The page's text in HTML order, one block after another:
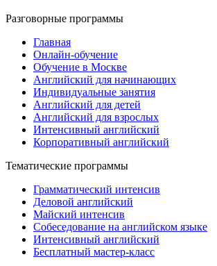
Разговорные программы
Главная
Онлайн-обучение
Обучение в Москве
Английский для начинающих
Индивидуальные занятия
Английский для детей
Английский для взрослых
Интенсивный английский
Корпоративный английский
Тематические программы
Грамматический интенсив
Деловой английский
Майский интенсив
Собеседование на английском языке
Интенсивный английский
Бесплатный мастер-класс